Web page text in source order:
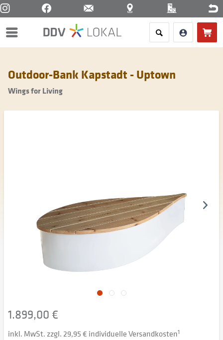
Menü
Outdoor-Bank Kapstadt - Uptown
Wings for Living
1.899,00 €
inkl. MwSt. zzgl. 29,95 € individuelle Versandkosten1